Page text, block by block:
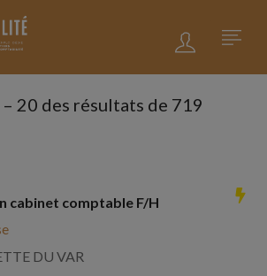
– 20 des résultats de 719
cabinet comptable F/H
DU VAR